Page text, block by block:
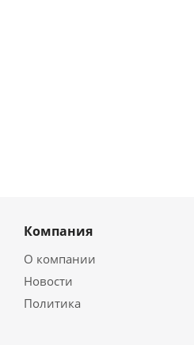
Компания
О компании
Новости
Политика